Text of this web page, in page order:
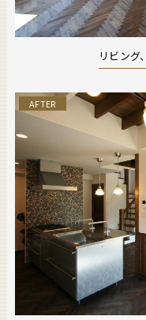
リビング
AFTER